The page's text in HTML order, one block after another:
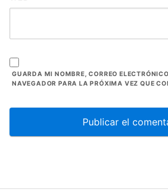
GUARDA MI NOMBRE, CORREO
NAVEGADOR PARA LA PRÓXIMA VEZ QUE